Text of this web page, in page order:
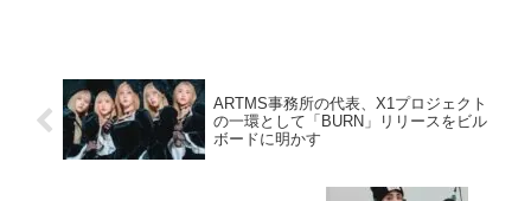
ARTMS事務所の代表、X1プロジェクト
の一環として「BURN」リリースをビル
ボードに明かす